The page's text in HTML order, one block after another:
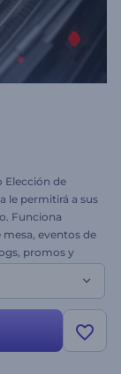
Elección de
le permitirá a sus
Funciona
eventos de
promos y
gratis!